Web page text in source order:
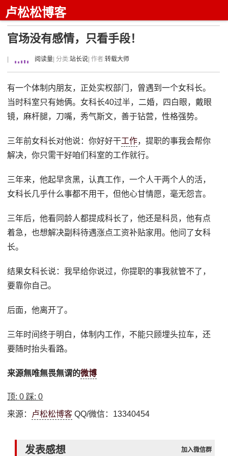
卢松松博客
官场没有感情，只看手段！
阅读量 | 分类:站长说 | 作者:转载大师
有一个体制内朋友，正处实权部门，曾遇到一个女科长。
当时科室只有她俩。女科长40过半，二婚，四白眼，戴眼
镜，麻杆腿，刀嘴，秀气斯文，善于钻营，性格强势。
三年前女科长对他说：你好好干工作，提职的事我会帮你
解决，你只需干好咱们科室的工作就行。
三年来，他起早贪黑，认真工作，一个人干两个人的活，
女科长几乎什么事都不用干，但他心甘情愿，毫无怨言。
三年后，他看同龄人都提成科长了，他还是科员，他有点
着急，也想解决副科待遇涨点工资补贴家用。他问了女科
长。
结果女科长说：我早给你说过，你提职的事我就管不了，
要靠你自己。
后面，他离开了。
三年时间终于明白，体制内工作，不能只顾埋头拉车，还
要随时抬头看路。
来源無唯無畏無谓的微博
顶:0 踩:0
来源： 卢松松博客 QQ/微信：13340454
发表感想 加入微信群